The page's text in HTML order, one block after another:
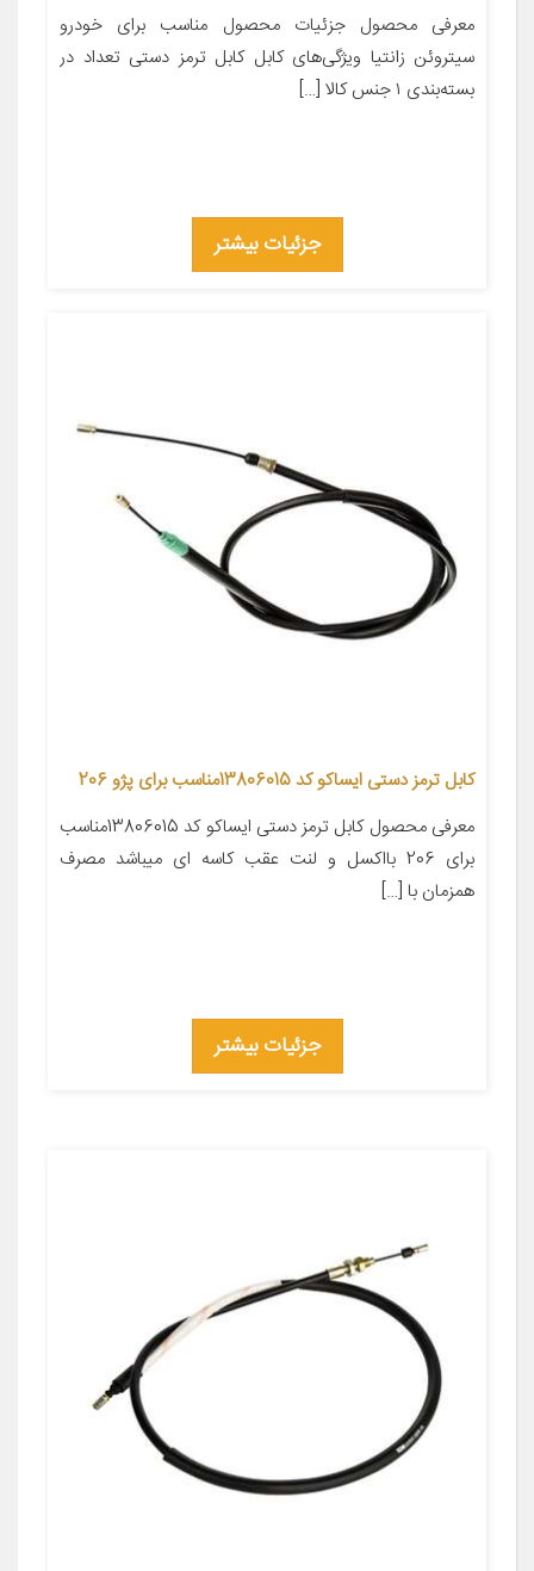
معرفی محصول جزئیات محصول مناسب برای خودرو
سیتروئن زانتیا ویژگی‌های کابل کابل ترمز دستی تعداد در
بسته‌بندی ۱ جنس کالا […]
جزئیات بیشتر
کابل ترمز دستی ایساکو کد 13806015مناسب برای پژو 206
معرفی محصول کابل ترمز دستی ایساکو کد 13806015مناسب
برای 206 بااکسل و لنت عقب کاسه ای میباشد مصرف
همزمان با […]
جزئیات بیشتر